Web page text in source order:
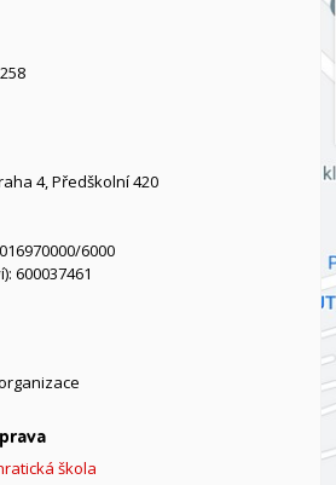
4, Předškolní 420
6000
600037461
škola